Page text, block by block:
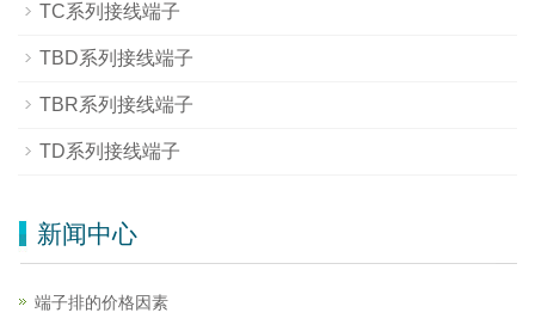
TC系列接线端子
TBD系列接线端子
TBR系列接线端子
TD系列接线端子
新闻中心
端子排的价格因素